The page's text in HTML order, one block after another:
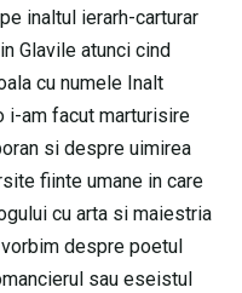
inaltul ierarh-carturar
Glavile atunci cind
cu numele Inalt
i-am facut marturisire
si despre uimirea
fiinte umane in care
cu arta si maiestria
despre poetul
sau eseistul